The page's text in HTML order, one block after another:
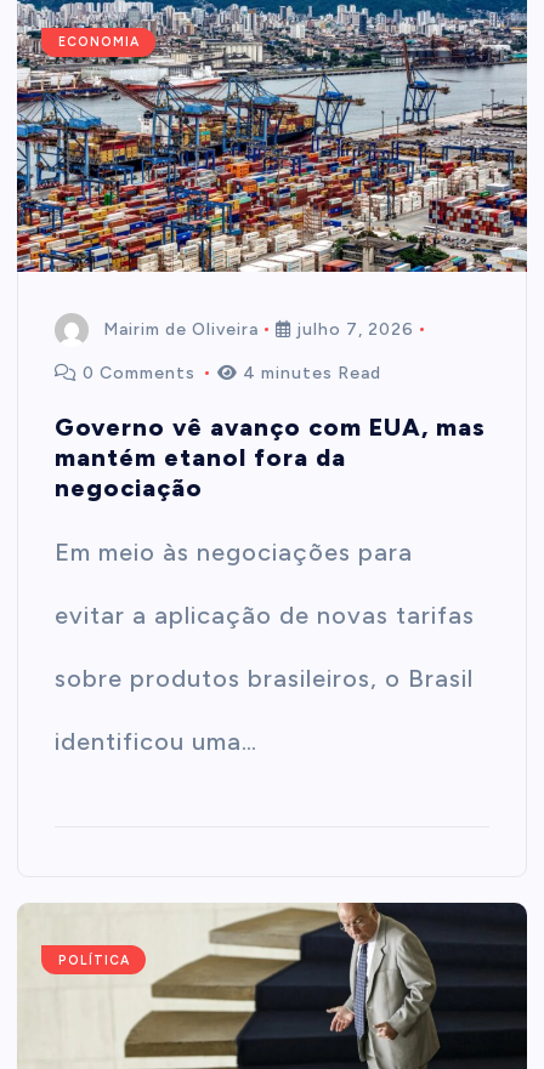
ECONOMIA
Mairim de Oliveira julho 7, 2026
0 Comments 4 minutes Read
Governo vê avanço com EUA, mas
mantém etanol fora da
negociação
Em meio às negociações para
evitar a aplicação de novas tarifas
sobre produtos brasileiros, o Brasil
identificou uma…
POLÍTICA